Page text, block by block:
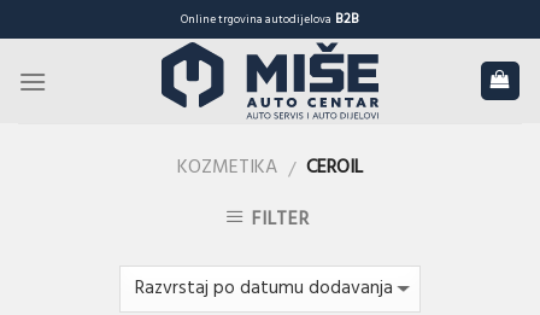
to
content
Online trgovina autodijelova B2B
KOZMETIKA / CEROIL
FILTER